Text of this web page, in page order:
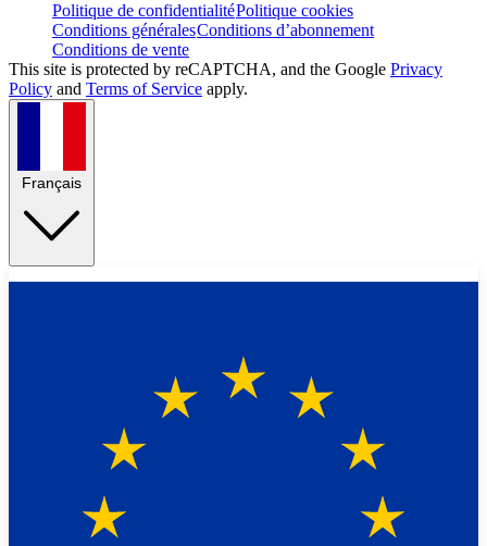
Politique de confidentialitéPolitique cookies
Conditions généralesConditions d’abonnement
Conditions de vente
This site is protected by reCAPTCHA, and the Google Privacy
Policy and Terms of Service apply.
Français